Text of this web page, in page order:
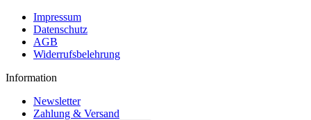
Impressum
Datenschutz
AGB
Widerrufsbelehrung
Information
Newsletter
Zahlung & Versand